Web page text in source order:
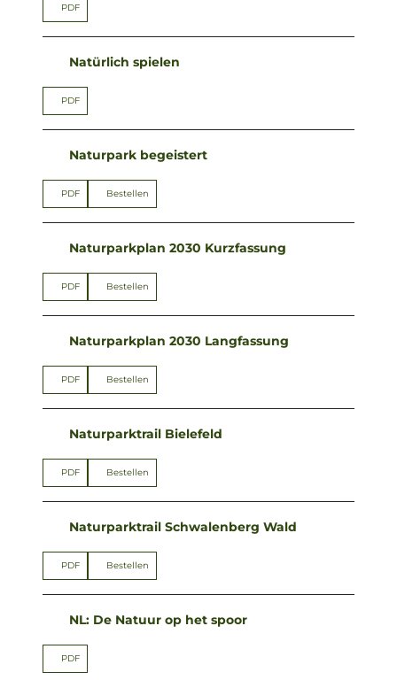
PDF
Natürlich spielen
PDF
Naturpark begeistert
PDF Bestellen
Naturparkplan 2030 Kurzfassung
PDF Bestellen
Naturparkplan 2030 Langfassung
PDF Bestellen
Naturparktrail Bielefeld
PDF Bestellen
Naturparktrail Schwalenberg Wald
PDF Bestellen
NL: De Natuur op het spoor
PDF